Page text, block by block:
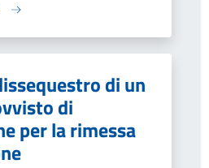
di un
di
per la rimessa